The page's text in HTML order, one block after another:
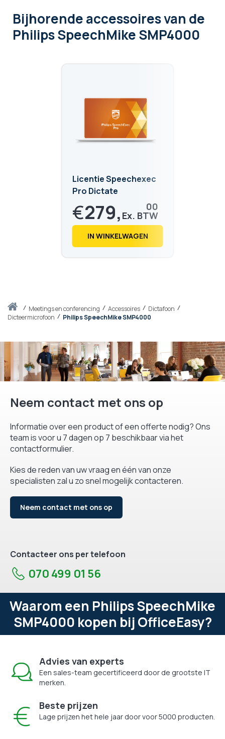
Thuismeetings en conferencing Accessoires
Dictafoon
Dicteermicrofoon
Philips SpeechMike SMP4000
Bijhorende accessoiresvan de
Philips SpeechMike SMP4000
Licentie Speechexec
Pro Dictate
€279, 00
€ 337,
IN WINKELWAGEN
Neem contact met ons op
Informatie over een product of een offerte nodig? Ons
team is voor u 7 dagen op 7 beschikbaar via het
contactformulier.
Kies de reden van uw vraag en één van onze
specialisten zal u zo snel mogelijk contacteren.
Neem contact met ons op
Contacteer ons per telefoon
070 499 01 56
Waarom een Philips SpeechMike
SMP4000 kopen bij OfficeEasy?
Advies van experts
Een sales-team gecertificeerd door de grootste IT
merken.
Beste prijzen
Lage prijzen het hele jaar door voor 5000 producten.